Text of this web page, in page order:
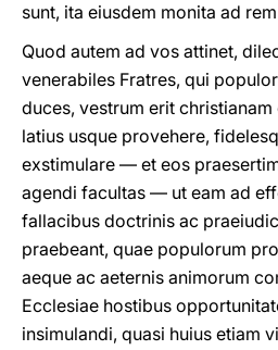
sunt, ita eiusdem monita ad
Quod autem ad vos attinet,
venerabiles Fratres, qui
duces, vestrum erit
latius usque provehere,
exstimulare — et eos
agendi facultas — ut eam ad
fallacibus doctrinis ac
praebeant, quae populorum
aeque ac aeternis animorum
Ecclesiae hostibus
insimulandi, quasi huius etiam